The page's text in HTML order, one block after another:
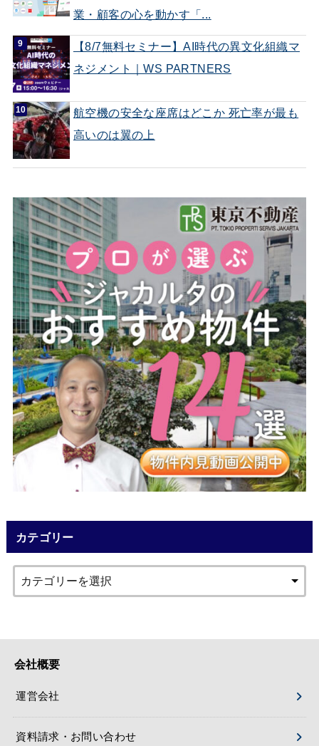
業・顧客の心を動かす「...
【8/7無料セミナー】AI時代の異文化組織マ
ネジメント｜WS PARTNERS
航空機の安全な座席はどこか 死亡率が最も
高いのは翼の上
カテゴリー
会社概要
運営会社
資料請求・お問い合わせ